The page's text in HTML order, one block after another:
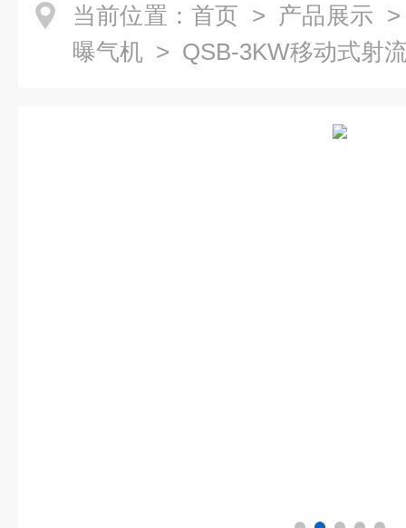
当前位置： 首页 > 产品展示
曝气机 > QSB-3KW移动式射